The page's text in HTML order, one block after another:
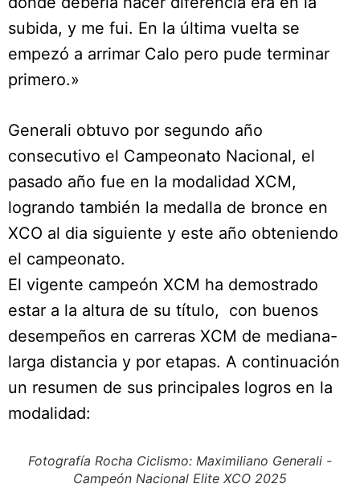
subida, y me fui. En la última vuelta se
empezó a arrimar Calo pero pude terminar
primero.»
Generali obtuvo por segundo año
consecutivo el Campeonato Nacional, el
pasado año fue en la modalidad XCM,
logrando también la medalla de bronce en
XCO al dia siguiente y este año obteniendo
el campeonato.
El vigente campeón XCM ha demostrado
estar a la altura de su título, con buenos
desempeños en carreras XCM de mediana-
larga distancia y por etapas. A continuación
un resumen de sus principales logros en la
modalidad:
Fotografía Rocha Ciclismo: Maximiliano Generali -
Campeón Nacional Elite XCO 2025